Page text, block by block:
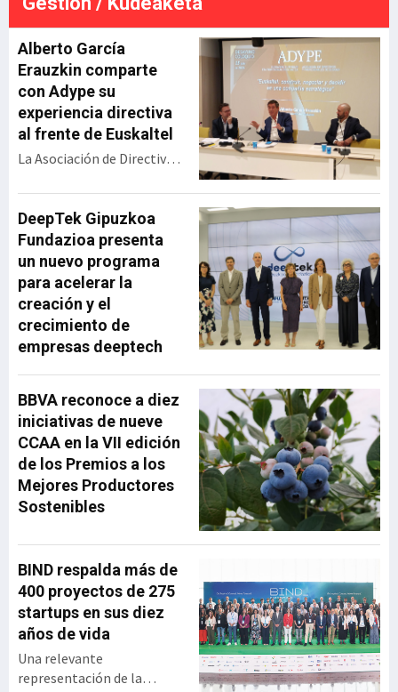
definitiva será en septiembre,
pero esta gran alianza vasca
se perfila para llev
Alberto García
Erauzkin comparte
con Adype su
experiencia directiva
al frente de Euskaltel
La Asociación de Directivos
(Adype) ha celebrado un
encuentro con Alberto
García Erauzkin,
expresidente de Euskaltel,
bajo el título ‘Euskaltel:
construir, negociar y
decidir en una compañía
estratégica’. Durante su
intervención, el directivo
ha repasado la evolución
de la operadora vasca
desde su creación hasta su
integración en MásMóvil,
compartiendo las
principales decisiones
estratégicas que marcaron
su trayectoria y las
extrajo tras más
DeepTek Gipuzkoa
Fundazioa presenta
un nuevo programa
para acelerar la
creación y el
crecimiento de
empresas deeptech
BBVA reconoce a diez
iniciativas de nueve
CCAA en la VII edición
de los Premios a los
Mejores Productores
Sostenibles
BIND respalda más de
400 proyectos de 275
startups en sus diez
años de vida
Una relevante
representación de la